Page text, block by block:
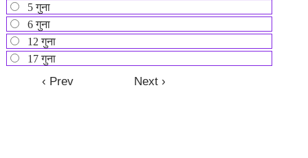
5 गुना
6 गुना
12 गुना
17 गुना